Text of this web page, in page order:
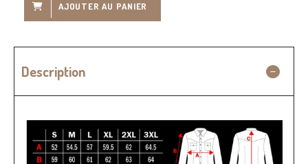
AJOUTER AU PANIER
Description